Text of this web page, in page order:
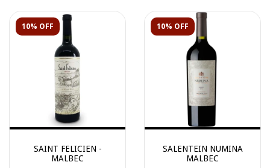
10% OFF
SAINT FELICIEN -
MALBEC
10% OFF
SALENTEIN NUMINA
MALBEC